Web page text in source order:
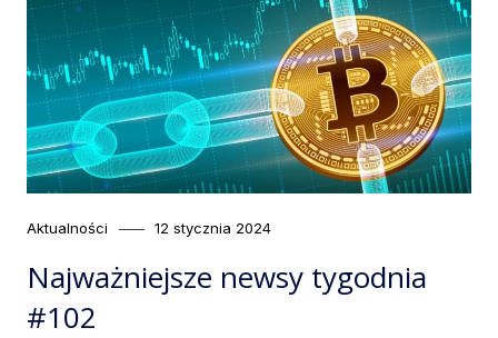
Category
Aktualności
Posted
12 stycznia 2024
Najważniejsze newsy tygodnia
#102